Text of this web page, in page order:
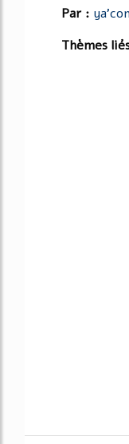
Par :
Thèmes